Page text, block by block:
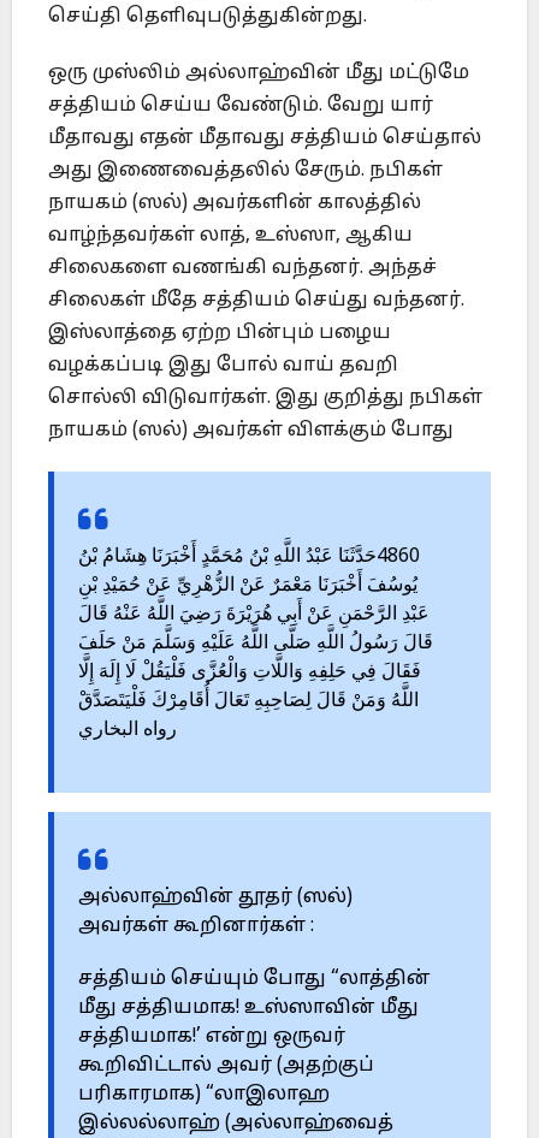
செய்தி தெளிவுபடுத்துகின்றது.
ஒரு முஸ்லிம் அல்லாஹ்வின் மீது மட்டுமே
சத்தியம் செய்ய வேண்டும். வேறு யார்
மீதாவது எதன் மீதாவது சத்தியம் செய்தால்
அது இணைவைத்தலில் சேரும். நபிகள்
நாயகம் (ஸல்) அவர்களின் காலத்தில்
வாழ்ந்தவர்கள் லாத், உஸ்ஸா, ஆகிய
சிலைகளை வணங்கி வந்தனர். அந்தச்
சிலைகள் மீதே சத்தியம் செய்து வந்தனர்.
இஸ்லாத்தை ஏற்ற பின்பும் பழைய
வழக்கப்படி இது போல் வாய் தவறி
சொல்லி விடுவார்கள். இது குறித்து நபிகள்
நாயகம் (ஸல்) அவர்கள் விளக்கும் போது
4860حَدَّثَنَا عَبْدُ اللَّهِ بْنُ مُحَمَّدٍ أَخْبَرَنَا هِشَامُ بْنُ
يُوسُفَ أَخْبَرَنَا مَعْمَرٌ عَنْ الزُّهْرِيِّ عَنْ حُمَيْدِ بْنِ
عَبْدِ الرَّحْمَنِ عَنْ أَبِي هُرَيْرَةَ رَضِيَ اللَّهُ عَنْهُ قَالَ
قَالَ رَسُولُ اللَّهِ صَلَّى اللَّهُ عَلَيْهِ وَسَلَّمَ مَنْ حَلَفَ
فَقَالَ فِي حَلِفِهِ وَاللَّاتِ وَالْعُزَّى فَلْيَقُلْ لَا إِلَهَ إِلَّا
اللَّهُ وَمَنْ قَالَ لِصَاحِبِهِ تَعَالَ أُقَامِرْكَ فَلْيَتَصَدَّقْ
رواه البخاري
அல்லாஹ்வின் தூதர் (ஸல்)
அவர்கள் கூறினார்கள் :
சத்தியம் செய்யும் போது “லாத்தின்
மீது சத்தியமாக! உஸ்ஸாவின் மீது
சத்தியமாக!’ என்று ஒருவர்
கூறிவிட்டால் அவர் (அதற்குப்
பரிகாரமாக) “லாஇலாஹ
இல்லல்லாஹ் (அல்லாஹ்வைத்